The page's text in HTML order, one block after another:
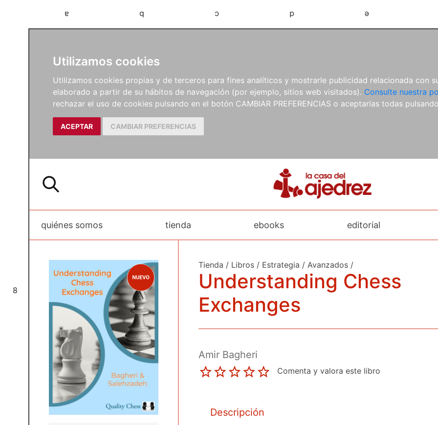
Utilizamos cookies
Utilizamos cookies propias y de terceros para fines analíticos y mostrarle publicidad relacionada con
elaborado a partir de su hábitos de navegación (por ejemplo, sitios web visitados). Consulte nuestra
rechazar el uso de cookies pulsando en el botón CAMBIAR PREFERENCIAS o aceptarlas todas
ACEPTAR CAMBIAR PREFERENCIAS
a b c d e
8
quiénes somos tienda ebooks editorial
Tienda / Libros / Estrategia / Avanzados /
Understanding Chess
Exchanges
Amir Bagheri
Comenta y valora este libro
Descripción